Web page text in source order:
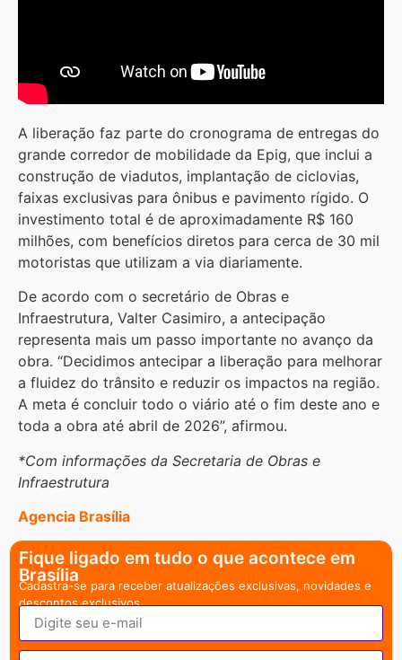
A liberação faz parte do cronograma de entregas do
grande corredor de mobilidade da Epig, que inclui a
construção de viadutos, implantação de ciclovias,
faixas exclusivas para ônibus e pavimento rígido. O
investimento total é de aproximadamente R$ 160
milhões, com benefícios diretos para cerca de 30 mil
motoristas que utilizam a via diariamente.
De acordo com o secretário de Obras e
Infraestrutura, Valter Casimiro, a antecipação
representa mais um passo importante no avanço da
obra. “Decidimos antecipar a liberação para melhorar
a fluidez do trânsito e reduzir os impactos na região.
A meta é concluir todo o viário até o fim deste ano e
toda a obra até abril de 2026”, afirmou.
*Com informações da Secretaria de Obras e
Infraestrutura
Agencia Brasília
Fique ligado em tudo o que acontece em
Brasília
Cadastra-se para receber atualizações exclusivas, novidades e
descontos exclusivos.